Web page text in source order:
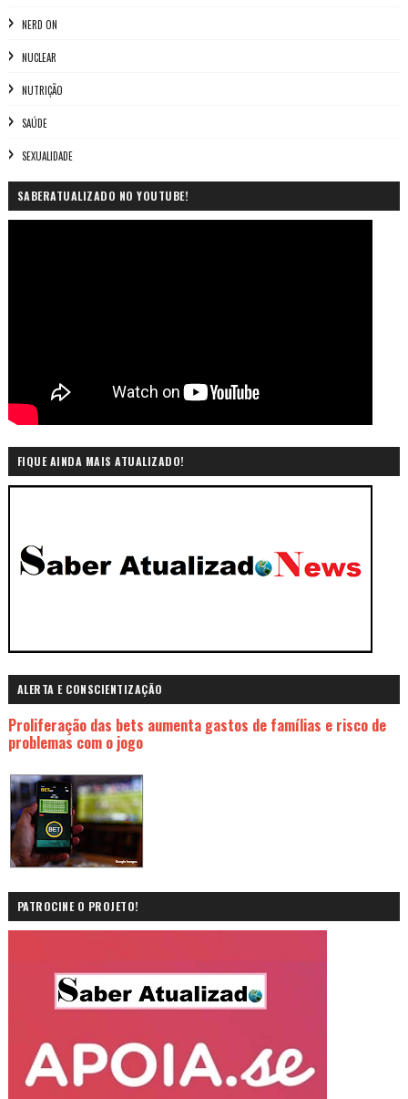
NERD ON
NUCLEAR
NUTRIÇÃO
SAÚDE
SEXUALIDADE
SABERATUALIZADO NO YOUTUBE!
FIQUE AINDA MAIS ATUALIZADO!
ALERTA E CONSCIENTIZAÇÃO
Proliferação das bets aumenta gastos de famílias e risco de
problemas com o jogo
PATROCINE O PROJETO!